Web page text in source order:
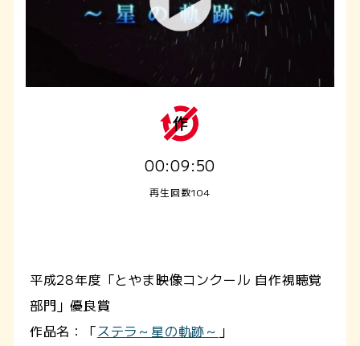
00:09:50
再生回数104
平成28年度「とやま映像コンクール 自作視聴覚
部門」優良賞
作品名：「ステラ～星の軌跡～ 」